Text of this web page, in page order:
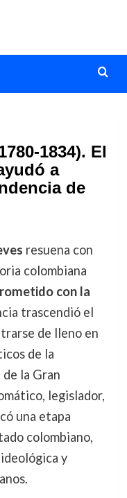
1834). El
a
de
resuena con
colombiana
con la
trascendió el
de lleno en
de la
la Gran
legislador,
una etapa
colombiano,
y